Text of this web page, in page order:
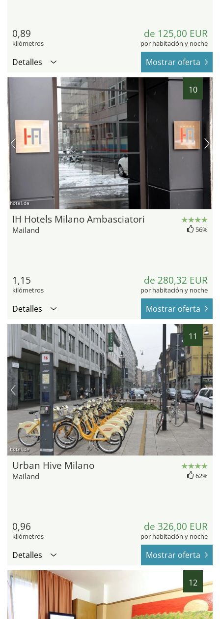
0,89
kilómetros
de 125,00 EUR
por habitación y noche
Detalles Mostrar oferta
10
hotel.de
IH Hotels Milano Ambasciatori
Mailand 56%
1,15
kilómetros
de 280,32 EUR
por habitación y noche
Detalles Mostrar oferta
11
hotel.de
Urban Hive Milano
Mailand 62%
0,96
kilómetros
de 326,00 EUR
por habitación y noche
Detalles Mostrar oferta
12